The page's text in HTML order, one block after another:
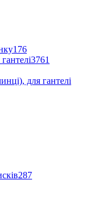
176
3761
для гантелі
287